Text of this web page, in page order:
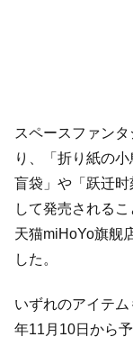
スペースファン
り、「折り紙の
盲袋」や「跃迁
して発売される
天猫miHoYo旗舰
した。
いずれのアイテム
年11月10日から